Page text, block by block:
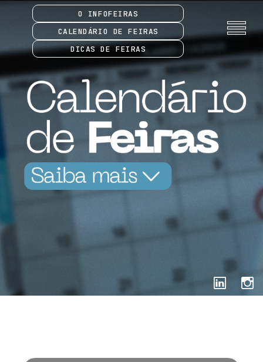
O INFOFEIRAS
CALENDÁRIO DE FEIRAS
DICAS DE FEIRAS